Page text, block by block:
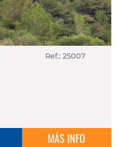
Ref.: 25007
MÁS INFO